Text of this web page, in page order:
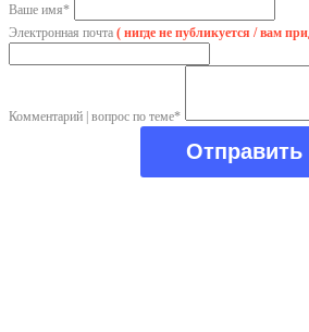
Ваше имя*
Электронная почта ( нигде не публикуется / вам
Комментарий | вопрос по теме*